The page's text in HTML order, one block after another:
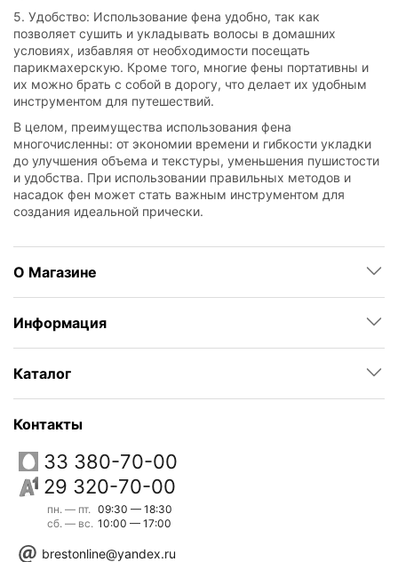
5. Удобство: Использование фена удобно, так как
позволяет сушить и укладывать волосы в домашних
условиях, избавляя от необходимости посещать
парикмахерскую. Кроме того, многие фены портативны и
их можно брать с собой в дорогу, что делает их удобным
инструментом для путешествий.
В целом, преимущества использования фена
многочисленны: от экономии времени и гибкости укладки
до улучшения объема и текстуры, уменьшения пушистости
и удобства. При использовании правильных методов и
насадок фен может стать важным инструментом для
создания идеальной прически.
О Магазине
Информация
Каталог
Контакты
33 380-70-00
29 320-70-00
пн. — пт.
сб. — вс.
09:30 — 18:30
10:00 — 17:00
brestonline@yandex.ru